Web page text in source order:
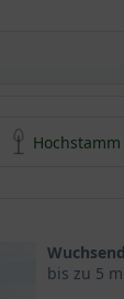
Blüten
sich
bis zu 5 m